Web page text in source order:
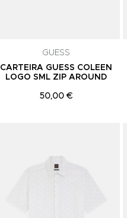
GUESS
CARTEIRA GUESS COLEEN
LOGO SML ZIP AROUND
50,00 €